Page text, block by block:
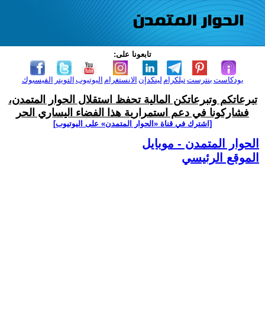
تابعونا على:
الفيسبوك التويتر اليوتيوب الانستغرام لينكدإن تيلكرامبنترست بودكاست
تبرعاتكم وتبرعاتكن المالية تحفظ استقلال الحوار المتمدن،
فشاركونا في دعم استمرارية هذا الفضاء اليساري الحر
[اشترك في قناة ‫«الحوار المتمدن» على اليوتيوب]
الحوار المتمدن - موبايل
الموقع الرئيسي